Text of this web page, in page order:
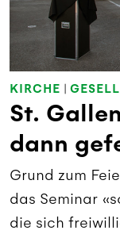
KIRCHE |
St.
dann
Grund zum
das Seminar
die sich